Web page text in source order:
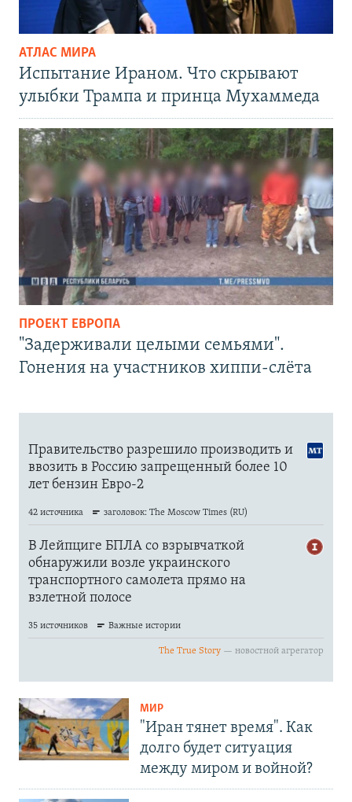
АТЛАС МИРА
Испытание Ираном. Что скрывают
улыбки Трампа и принца Мухаммеда
ПРОЕКТ ЕВРОПА
"Задерживали целыми семьями".
Гонения на участников хиппи-слёта
МИР
"Иран тянет время". Как
долго будет ситуация
между миром и войной?